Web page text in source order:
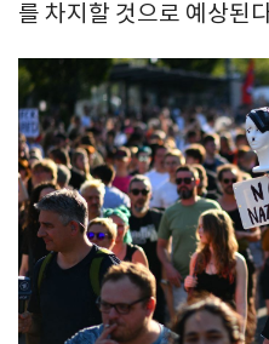
를 차지할 것으로 예상된